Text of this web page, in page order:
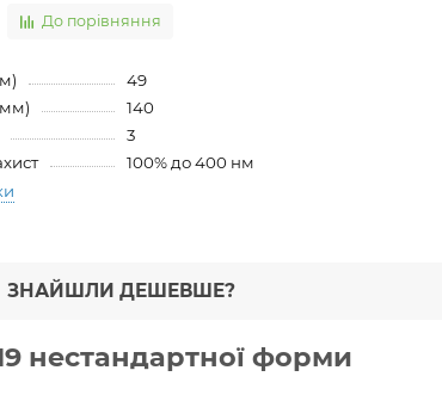
До порівняння
49
140
3
100% до 400 нм
ЗНАЙШЛИ ДЕШЕВШЕ?
нестандартної форми